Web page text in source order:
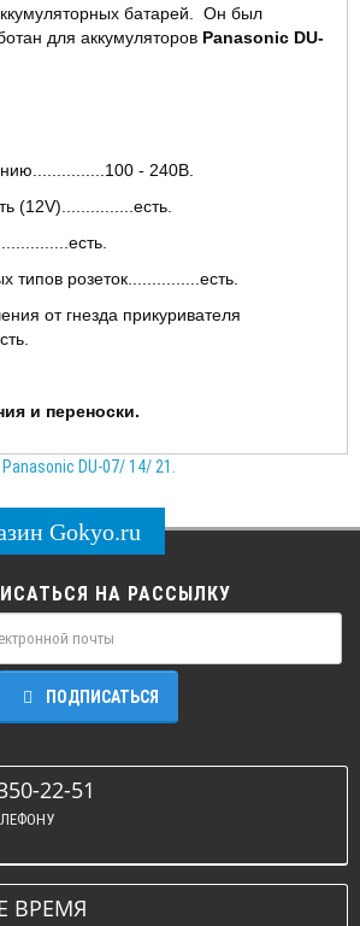
батарей. Он был
для аккумуляторов Panasonic DU-
- 240В.
(12V)...............есть.
типов розеток...............есть.
от гнезда прикуривателя
и переноски.
Panasonic DU-07/ 14/ 21.
Gokyo.ru
НА РАССЫЛКУ
ПОДПИСАТЬСЯ
22-51
ВРЕМЯ